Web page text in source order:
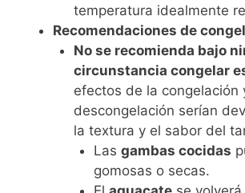
temperatura idealmente
Recomendaciones de
No se recomienda bajo
circunstancia congelar
efectos de la congelación
descongelación serían
la textura y el sabor del
Lasgambas cocidas
gomosas o secas.